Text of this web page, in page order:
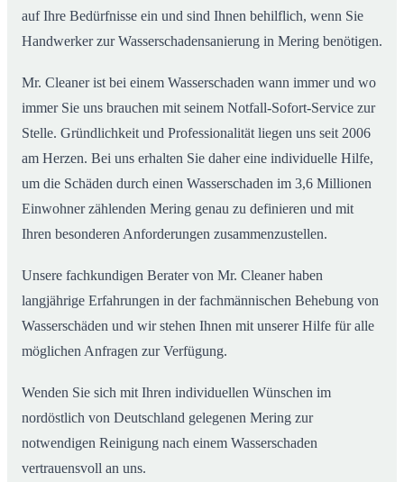
auf Ihre Bedürfnisse ein und sind Ihnen behilflich, wenn Sie
Handwerker zur Wasserschadensanierung in Mering benötigen.
Mr. Cleaner ist bei einem Wasserschaden wann immer und wo
immer Sie uns brauchen mit seinem Notfall-Sofort-Service zur
Stelle. Gründlichkeit und Professionalität liegen uns seit 2006
am Herzen. Bei uns erhalten Sie daher eine individuelle Hilfe,
um die Schäden durch einen Wasserschaden im 3,6 Millionen
Einwohner zählenden Mering genau zu definieren und mit
Ihren besonderen Anforderungen zusammenzustellen.
Unsere fachkundigen Berater von Mr. Cleaner haben
langjährige Erfahrungen in der fachmännischen Behebung von
Wasserschäden und wir stehen Ihnen mit unserer Hilfe für alle
möglichen Anfragen zur Verfügung.
Wenden Sie sich mit Ihren individuellen Wünschen im
nordöstlich von Deutschland gelegenen Mering zur
notwendigen Reinigung nach einem Wasserschaden
vertrauensvoll an uns.